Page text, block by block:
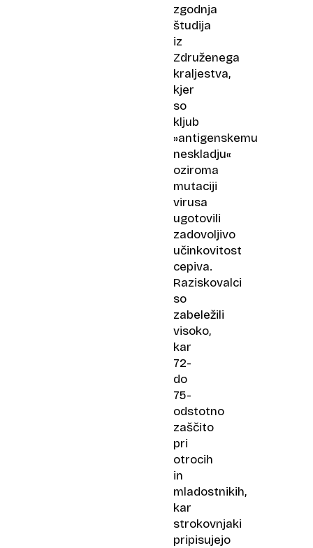
zgodnja
študija
iz
Združenega
kraljestva,
kjer
so
kljub
»antigenskemu
neskladju«
oziroma
mutaciji
virusa
ugotovili
zadovoljivo
učinkovitost
cepiva.
Raziskovalci
so
zabeležili
visoko,
kar
72-
do
75-
odstotno
zaščito
pri
otrocih
in
mladostnikih,
kar
strokovnjaki
pripisujejo